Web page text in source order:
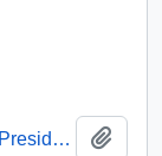
[Carta del Presidente Patricio Aylwin al Presidente del Gobierno Vasco]